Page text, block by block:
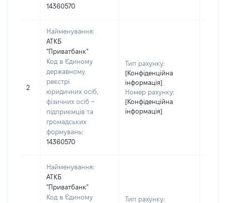
14360570
2
Найменування:
АТКБ
"Приватбанк"
Код в Єдиному
державному
реєстрі
юридичних осіб,
фізичних осіб –
підприємців та
громадських
формувань:
14360570
Тип рахунку:
[Конфіденційна
інформація]
Номер рахунку:
[Конфіденційна
інформація]
Найменування:
АТКБ
"Приватбанк"
Код в Єдиному
Тип рахунку: